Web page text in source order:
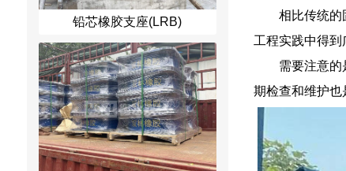
铅芯橡胶支座(LRB)
相比传统的
工程实践中得到
需要注意
期检查和维护也